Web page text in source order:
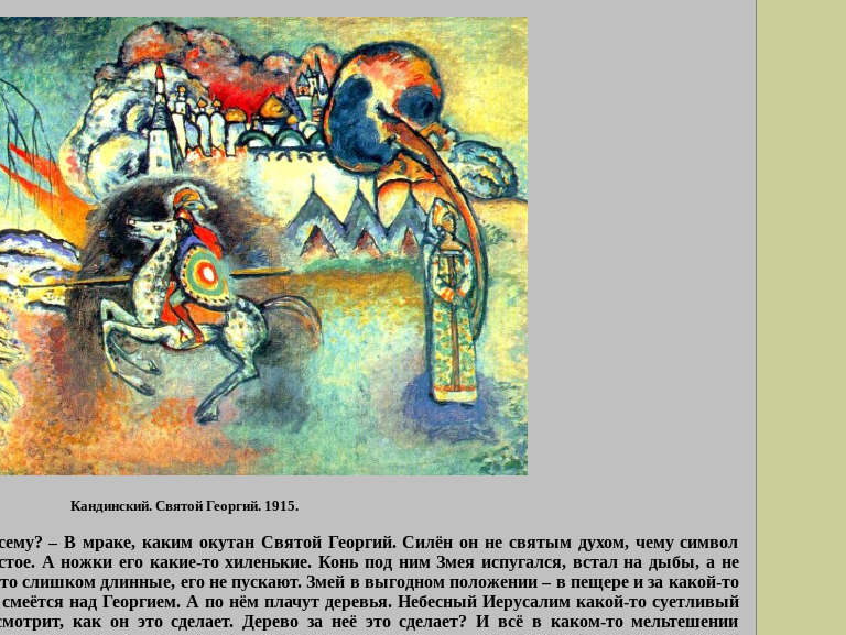
Кандинский. Святой Георгий. 1915.
– В мраке, каким окутан Святой Георгий. Силён он не святым духом, чему символ
А ножки его какие-то хиленькие. Конь под ним Змея испугался, встал на дыбы, а не
то слишком длинные, его не пускают. Змей в выгодном положении – в пещере и за какой-то
над Георгием. А по нём плачут деревья. Небесный Иерусалим какой-то суетливый
как он это сделает. Дерево за неё это сделает? И всё в каком-то мельтешении